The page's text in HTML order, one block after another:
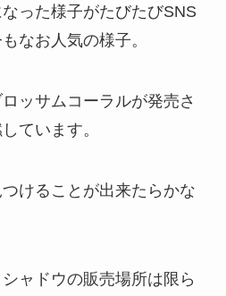
った様子がたびたびSNS
なお人気の様子。
ッサムコーラルが発売さ
ています。
けることが出来たらかな
ャドウの販売場所は限ら